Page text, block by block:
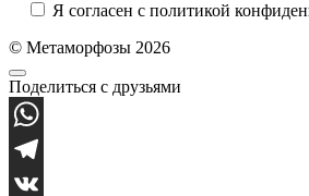
Я согласен с политикой
© Метаморфозы 2026
Поделиться с друзьями
WhatsApp
Telegram